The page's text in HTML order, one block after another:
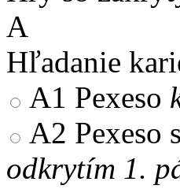
A
Hľadanie
A1 Pexeso
A2 Pexeso
odkrytím 1.